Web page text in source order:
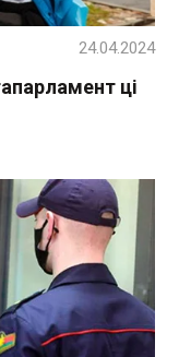
ці
24.04.2024